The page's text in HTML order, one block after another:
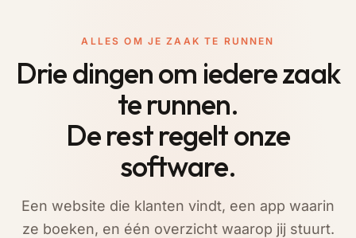
ALLES OM JE ZAAK TE RUNNEN
Drie dingen om iedere zaak
te runnen.
De rest regelt onze
software.
Een website die klanten vindt, een app waarin
ze boeken, en één overzicht waarop jij stuurt.